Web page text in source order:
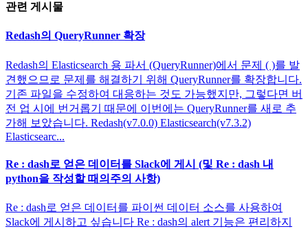
관련 게시물
Redash의 QueryRunner 확장
Redash의 Elasticsearch 용 파서 (QueryRunner)에서 문제 ( )를 발
견했으므로 문제를 해결하기 위해 QueryRunner를 확장합니다.
기존 파일을 수정하여 대응하는 것도 가능했지만, 그렇다면 버
전 업 시에 번거롭기 때문에 이번에는 QueryRunner를 새로 추
가해 보았습니다. Redash(v7.0.0) Elasticsearch(v7.3.2)
Elasticsearc...
Re : dash로 얻은 데이터를 Slack에 게시 (및 Re : dash 내
python을 작성할 때의주의 사항)
Re : dash로 얻은 데이터를 파이썬 데이터 소스를 사용하여
Slack에 게시하고 싶습니다 Re : dash의 alert 기능은 편리하지